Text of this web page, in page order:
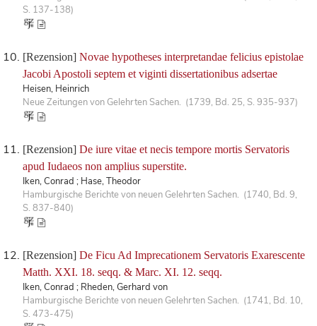
S. 137-138)
[Rezension] Novae hypotheses interpretandae felicius epistolae
Jacobi Apostoli septem et viginti dissertationibus adsertae
Heisen, Heinrich
Neue Zeitungen von Gelehrten Sachen. (1739, Bd. 25, S. 935-937)
[Rezension] De iure vitae et necis tempore mortis Servatoris
apud Iudaeos non amplius superstite.
Iken, Conrad ; Hase, Theodor
Hamburgische Berichte von neuen Gelehrten Sachen. (1740, Bd. 9,
S. 837-840)
[Rezension] De Ficu Ad Imprecationem Servatoris Exarescente
Matth. XXI. 18. seqq. & Marc. XI. 12. seqq.
Iken, Conrad ; Rheden, Gerhard von
Hamburgische Berichte von neuen Gelehrten Sachen. (1741, Bd. 10,
S. 473-475)